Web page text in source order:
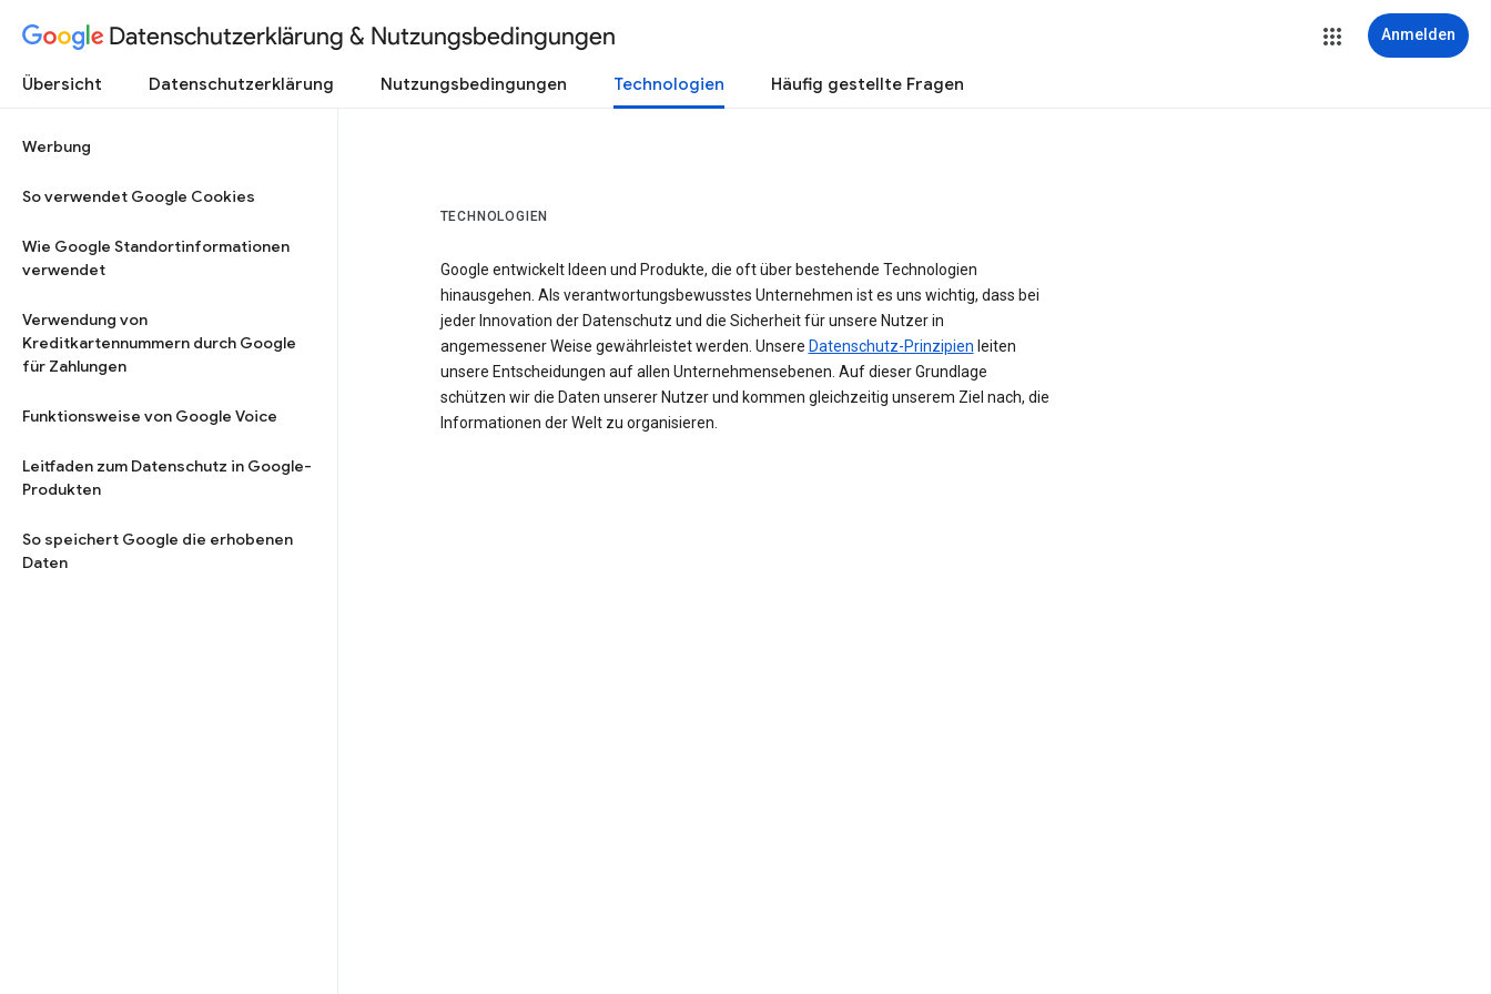
Datenschutzerklärung & Nutzungsbedingungen Anmelden
Übersicht Datenschutzerklärung Nutzungsbedingungen Technologien Häufig gestellte Fragen
Werbung
So verwendet Google Cookies
Wie Google Standortinformationen
verwendet
Verwendung von
Kreditkartennummern durch Google
für Zahlungen
Funktionsweise von Google Voice
Leitfaden zum Datenschutz in Google-
Produkten
So speichert Google die erhobenen
Daten
TECHNOLOGIEN
Google entwickelt Ideen und Produkte, die oft über bestehende Technologien
hinausgehen. Als verantwortungsbewusstes Unternehmen ist es uns wichtig, dass bei
jeder Innovation der Datenschutz und die Sicherheit für unsere Nutzer in
angemessener Weise gewährleistet werden. Unsere Datenschutz-Prinzipien leiten
unsere Entscheidungen auf allen Unternehmensebenen. Auf dieser Grundlage
schützen wir die Daten unserer Nutzer und kommen gleichzeitig unserem Ziel nach, die
Informationen der Welt zu organisieren.